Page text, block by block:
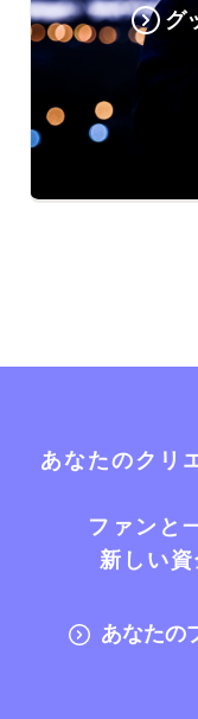
グ
あなたのクリ
ファンと
新しい
あなたの